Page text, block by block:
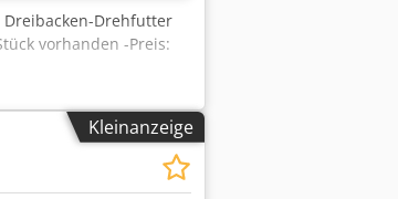
Drehfutter
vorhanden -Preis:
Kleinanzeige